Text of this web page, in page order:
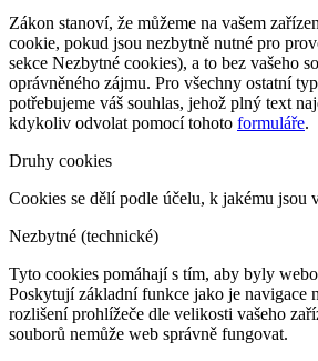
Zákon stanoví, že můžeme na vašem
cookie, pokud jsou nezbytně nutné pro
sekce Nezbytné cookies), a to bez vašeho
oprávněného zájmu. Pro všechny ostatní
potřebujeme váš souhlas, jehož plný text
kdykoliv odvolat pomocí tohoto formuláře.
Druhy cookies
Cookies se dělí podle účelu, k jakému jsou
Nezbytné (technické)
Tyto cookies pomáhají s tím, aby byly
Poskytují základní funkce jako je navigace
rozlišení prohlížeče dle velikosti vašeho
souborů nemůže web správně fungovat.